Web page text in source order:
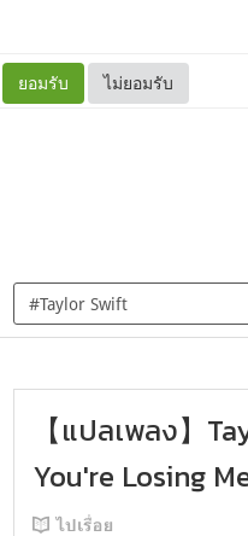
ยอมรับ ไม่ยอมรับ
【แปลเพลง】
You're Losing
ไปเรื่อย